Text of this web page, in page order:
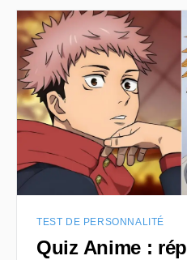
TEST DE PERSONNALITÉ
Quiz Anime :